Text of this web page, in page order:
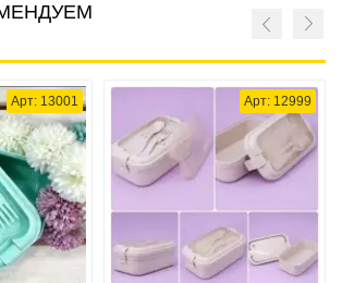
Арт: 13001 Арт: 12999